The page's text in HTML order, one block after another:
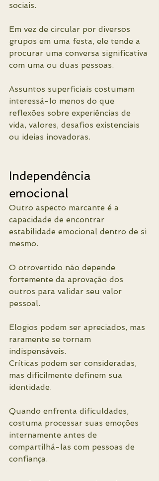
sociais.
Em vez de circular por diversos
grupos em uma festa, ele tende a
procurar uma conversa significativa
com uma ou duas pessoas.
Assuntos superficiais costumam
interessá-lo menos do que
reflexões sobre experiências de
vida, valores, desafios existenciais
ou ideias inovadoras.
Independência
emocional
Outro aspecto marcante é a
capacidade de encontrar
estabilidade emocional dentro de si
mesmo.
O otrovertido não depende
fortemente da aprovação dos
outros para validar seu valor
pessoal.
Elogios podem ser apreciados, mas
raramente se tornam
indispensáveis.
Críticas podem ser consideradas,
mas dificilmente definem sua
identidade.
Quando enfrenta dificuldades,
costuma processar suas emoções
internamente antes de
compartilhá-las com pessoas de
confiança.